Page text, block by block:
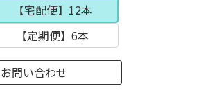
【宅配便】12本
【定期便】6本
問い合わせ